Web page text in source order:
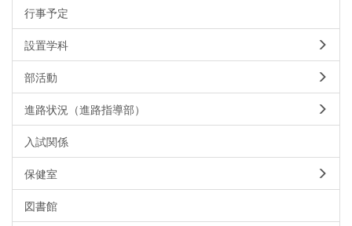
行事予定
設置学科
部活動
進路状況（進路指導部）
入試関係
保健室
図書館